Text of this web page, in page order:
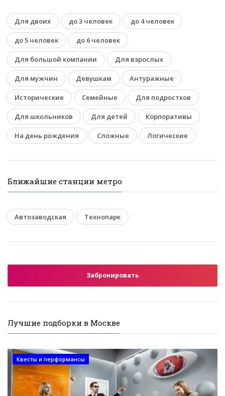
Для двоих до 3 человек до 4 человек
до 5 человек до 6 человек
Для большой компании Для взрослых
Для мужчин Девушкам Антуражные
Исторические Семейные Для подростков
Для школьников Для детей Корпоративы
На день рождения Сложные Логические
Ближайшие станции метро
Автозаводская Технопарк
Забронировать
Лучшие подборки в Москве
Квесты и перформансы